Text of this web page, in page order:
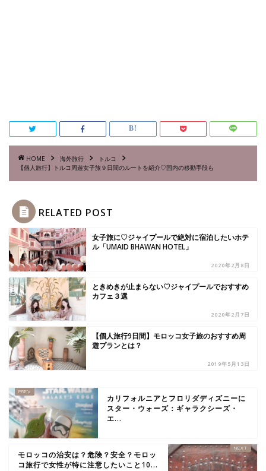
HOME 海外旅行
トルコ
【個人旅行】トルコ周遊女子旅９日間のルートを紹介♡国内の移動手段も
RELATED POST
女子旅に♡ジャイプールで絶対に宿泊したいホテ
ル「UMAID BHAWAN HOTEL」
2020年2月8日
ときめきが止まらない♡ジャイプールでおすすめ
カフェ３選
2020年2月7日
【個人旅行9日間】モロッコ女子旅のおすすめ周
遊プランとは？
2019年5月13日
カリフォルニアとフロリダディズニーに
スター・ウォーズ：ギャラクシーズ・
エ...
モロッコの治安は？危険？安全？モロッ
コ旅行で女性が特に注意したいこと10...